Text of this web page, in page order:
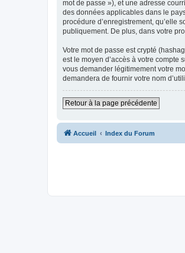
mot de passe »), et une adresse
des données applicables dans le
procédure d’enregistrement, qu’elle
publiquement. De plus, dans votre
Votre mot de passe est crypté
est le moyen d’accès à votre compte
vous demander légitimement votre
demandera de fournir votre nom
Retour à la page précédente
Accueil Index du Forum